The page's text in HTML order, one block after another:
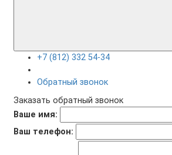
+7 (812) 332 54-34
Обратный звонок
Заказать обратный звонок
Ваше имя:
Ваш телефон: